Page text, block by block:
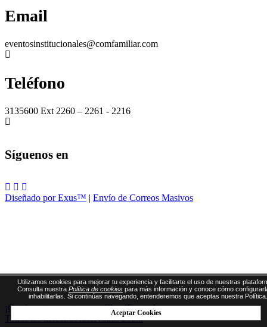
Email
eventosinstitucionales@comfamiliar.com
Teléfono
3135600 Ext 2260 – 2261 - 2216
Síguenos en
Diseñado por Exus™ | Envío de Correos Masivos
¡Gestiona tus eventos con CloudEvents!
Todos los derechos reservados 2026.
Utilizamos cookies para mejorar tu experiencia y facilitarte el uso de nuestras
Consulta nuestra Política de cookies para más información y conoce cómo
inhabilitarlas. Si continúas navegando, entenderemos que aceptas nuestra Política.
Aceptar Cookies